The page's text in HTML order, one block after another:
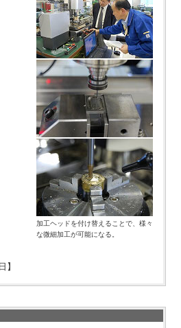
加工ヘッドを付け替えることで、様々
な微細加工が可能になる。
】